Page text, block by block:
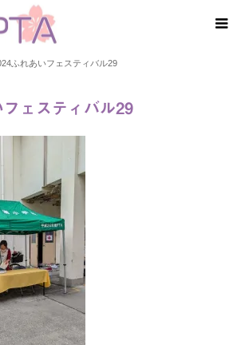
ふれあいフェスティバル29
ェスティバル29